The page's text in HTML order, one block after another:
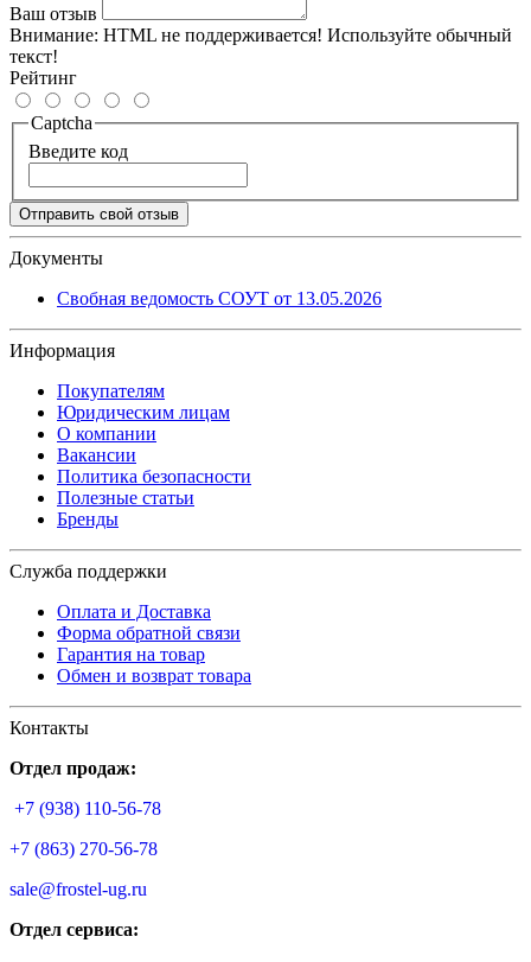
Ваш отзыв
Внимание: HTML не поддерживается! Используйте обычный
текст!
Рейтинг
Captcha
Введите код
Отправить свой отзыв
Документы
Свобная ведомость СОУТ от 13.05.2026
Информация
Покупателям
Юридическим лицам
О компании
Вакансии
Политика безопасности
Полезные статьи
Бренды
Служба поддержки
Оплата и Доставка
Форма обратной связи
Гарантия на товар
Обмен и возврат товара
Контакты
Отдел продаж:
+7 (938) 110-56-78
+7 (863) 270-56-78
sale@frostel-ug.ru
Отдел сервиса: